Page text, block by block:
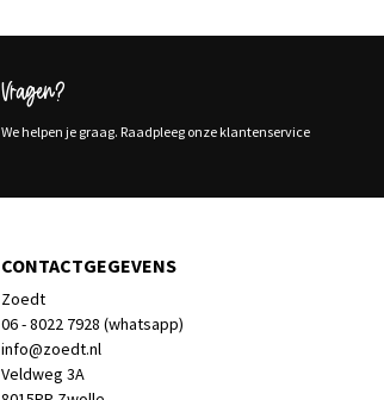
Vragen?
We helpen je graag. Raadpleeg onze klantenservice
CONTACTGEGEVENS
Zoedt
06 - 8022 7928 (whatsapp)
info@zoedt.nl
Veldweg 3A